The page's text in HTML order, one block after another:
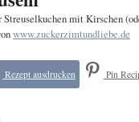
mit Kirschen
www.zuckerzimtundliebe.de
Rezept ausdrucken Pin